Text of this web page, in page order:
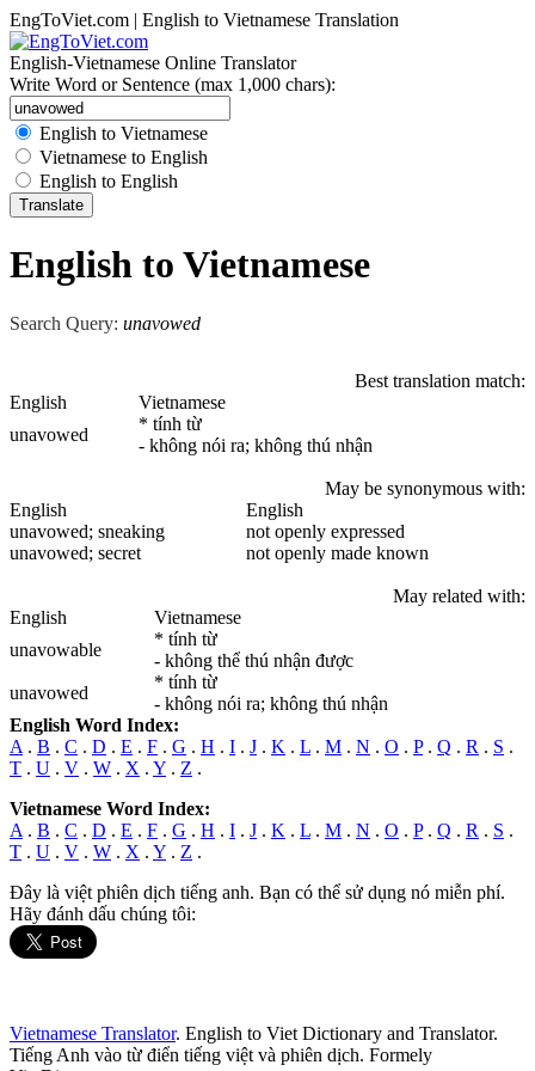
EngToViet.com | English to Vietnamese Translation
English-Vietnamese Online Translator
Write Word or Sentence (max 1,000 chars):
English to Vietnamese
Vietnamese to English
English to English
English to Vietnamese
Search Query: unavowed
Best translation match:
English
Vietnamese
unavowed
* tính từ
- không nói ra; không thú nhận
May be synonymous with:
English
English
unavowed; sneaking
not openly expressed
unavowed; secret not openly made known
May related with:
English
Vietnamese
unavowable
* tính từ
- không thể thú nhận được
unavowed
* tính từ
- không nói ra; không thú nhận
English Word Index:
A . B . C . D . E . F . G . H . I . J . K . L . M . N . O . P. Q . R . S .
T . U . V . W . X . Y . Z .
Vietnamese Word Index:
A . B . C . D . E . F . G . H . I . J . K . L . M . N . O . P. Q . R . S .
T . U . V . W . X . Y . Z .
Đây là việt phiên dịch tiếng anh. Bạn có thể sử dụng nó miễn phí.
Hãy đánh dấu chúng tôi:
Vietnamese Translator. English to Viet Dictionary and Translator.
Tiếng Anh vào từ điển tiếng việt và phiên dịch. Formely